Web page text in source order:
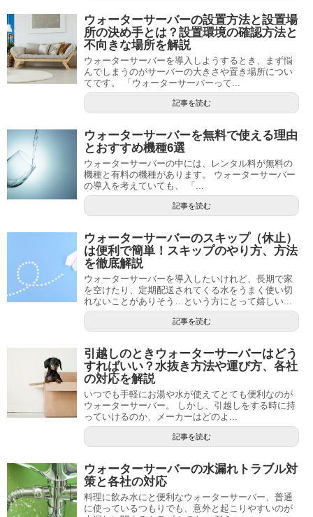
ウォーターサーバーの設置方法と設置場
所の決め手とは？設置環境の確認方法と
不向きな場所を解説
ウォーターサーバーを導入しようするとき、まず悩
んでしまうのがサーバーの大きさや置き場所につい
てです。 「ウォーターサーバーって...
記事を読む
ウォーターサーバーを無料で使える理由
とおすすめ機種6選
ウォーターサーバーの中には、レンタル料が無料の
機種と有料の機種があります。 ウォーターサーバー
の導入を考えていても、 「...
記事を読む
ウォーターサーバーのスキップ（休止）
は便利で簡単！スキップのやり方、方法
を徹底解説
ウォーターサーバーを導入したいけれど、長期で家
を空けたり、定期配送されてくる水をうまく使い切
れないことがありそう…という方にとって嬉しい...
記事を読む
引越しのときウォーターサーバーはどう
すればいい？水抜き方法や運び方、各社
の対応を解説
いつでも手軽にお湯や水が使えてとても便利なのが
ウォーターサーバー。 しかし、引越しをする時に持
っていけるのか、メーカーはどのよ...
記事を読む
ウォーターサーバーの水漏れトラブル対
策と各社の対応
料理に飲み水にと便利なウォーターサーバー、普通
に使っているつもりでも、意外と起こりやすいのが